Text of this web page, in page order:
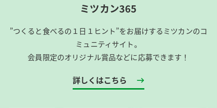
ミツカン365
”つくると食べるの１日１ヒント”をお届けするミツカンのコ
ミュニティサイト。
会員限定のオリジナル賞品などに応募できます！
詳しくはこちら